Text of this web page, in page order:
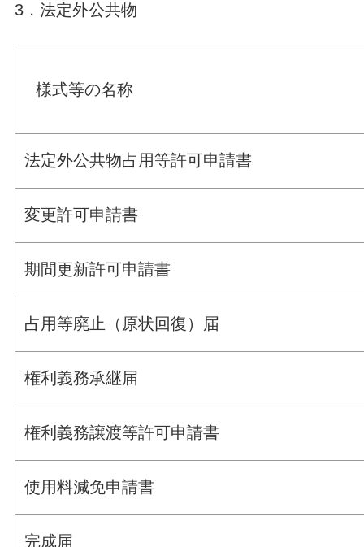
3．法定外公共物
様式等の名称
法定外公共物占用等許可申請書
変更許可申請書
期間更新許可申請書
占用等廃止（原状回復）届
権利義務承継届
権利義務譲渡等許可申請書
使用料減免申請書
完成届